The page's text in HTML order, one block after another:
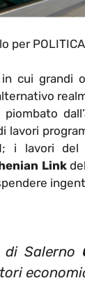
per
cui grandi
lavori
; i lavori del
Link
Salerno